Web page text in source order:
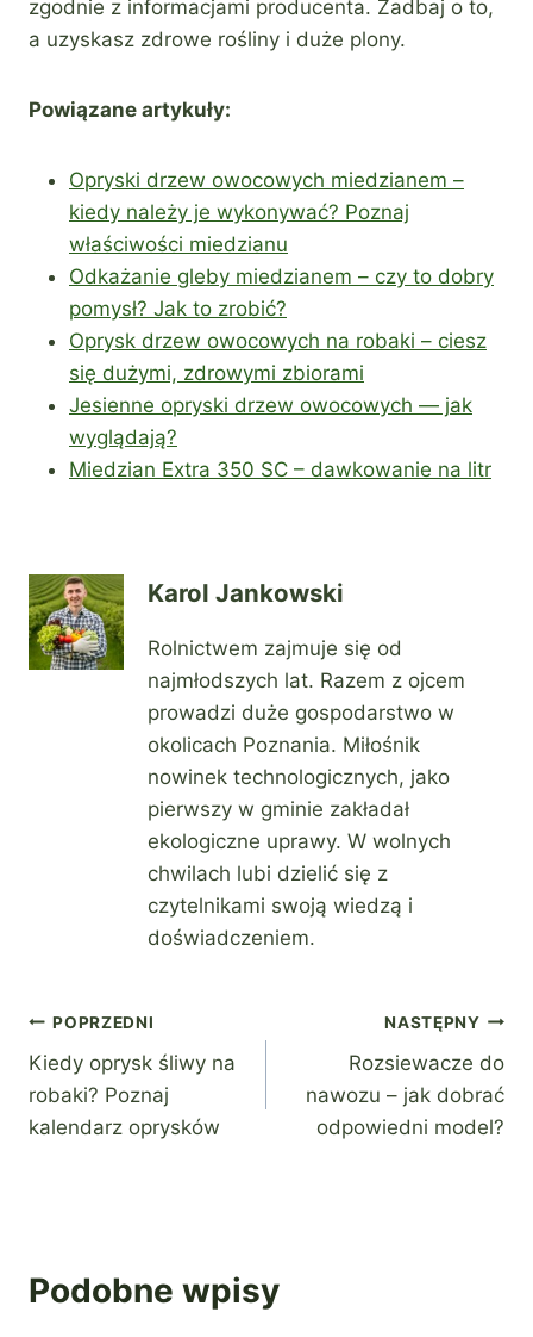
zgodnie z informacjami producenta. Zadbaj o to,
a uzyskasz zdrowe rośliny i duże plony.
Powiązane artykuły:
Opryski drzew owocowych miedzianem –
kiedy należy je wykonywać? Poznaj
właściwości miedzianu
Odkażanie gleby miedzianem – czy to dobry
pomysł? Jak to zrobić?
Oprysk drzew owocowych na robaki – ciesz
się dużymi, zdrowymi zbiorami
Jesienne opryski drzew owocowych — jak
wyglądają?
Miedzian Extra 350 SC – dawkowanie na litr
Karol Jankowski
Rolnictwem zajmuje się od
najmłodszych lat. Razem z ojcem
prowadzi duże gospodarstwo w
okolicach Poznania. Miłośnik
nowinek technologicznych, jako
pierwszy w gminie zakładał
ekologiczne uprawy. W wolnych
chwilach lubi dzielić się z
czytelnikami swoją wiedzą i
doświadczeniem.
Nawigacja
wpisu
POPRZEDNI
Kiedy oprysk śliwy na
robaki? Poznaj
kalendarz oprysków
NASTĘPNY
Rozsiewacze do
nawozu – jak dobrać
odpowiedni model?
Podobne wpisy